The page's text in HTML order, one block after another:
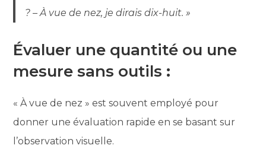
? – À vue de nez, je dirais dix-huit. »
Évaluer une quantité ou une
mesure sans outils :
« À vue de nez » est souvent employé pour
donner une évaluation rapide en se basant sur
l’observation visuelle.